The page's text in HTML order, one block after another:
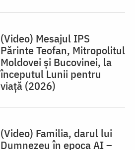
(Video) Mesajul IPS
Părinte Teofan, Mitropolitul
Moldovei și Bucovinei, la
începutul Lunii pentru
viață (2026)
(Video) Familia, darul lui
Dumnezeu în epoca AI –